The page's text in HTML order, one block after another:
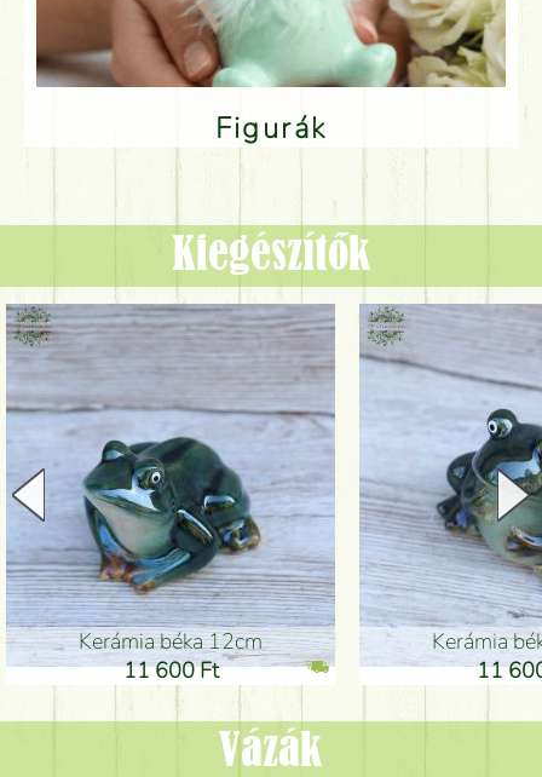
Figurák
Kiegészítők
Kerámia béka 12cm
11 600 Ft
Kerámia
11
Vázák